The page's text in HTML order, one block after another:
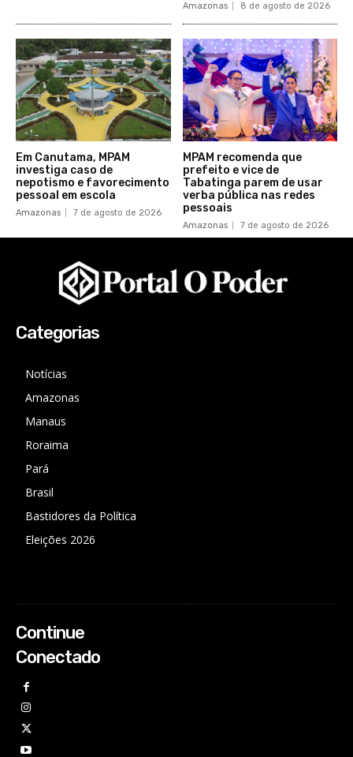
Amazonas 8 de agosto de 2026
Em Canutama, MPAM
investiga caso de
nepotismo e favorecimento
pessoal em escola
Amazonas 7 de agosto de 2026
MPAM recomenda que
prefeito e vice de
Tabatinga parem de usar
verba pública nas redes
pessoais
Amazonas 7 de agosto de 2026
Categorias
Notícias
Amazonas
Manaus
Roraima
Pará
Brasil
Bastidores da Política
Eleições 2026
Continue
Conectado